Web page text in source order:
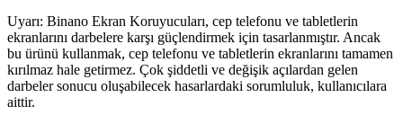
Uyarı: Binano Ekran Koruyucuları, cep telefonu ve tabletlerin
ekranlarını darbelere karşı güçlendirmek için tasarlanmıştır. Ancak
bu ürünü kullanmak, cep telefonu ve tabletlerin ekranlarını tamamen
kırılmaz hale getirmez. Çok şiddetli ve değişik açılardan gelen
darbeler sonucu oluşabilecek hasarlardaki sorumluluk, kullanıcılara
aittir.